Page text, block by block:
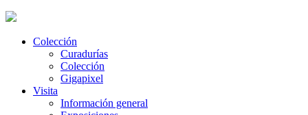
Colección
Curadurías
Colección
Gigapixel
Visita
Información general